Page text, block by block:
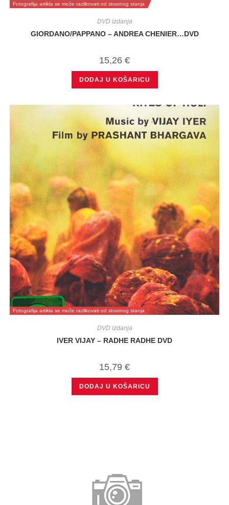
Fotografija artikla se može razlikovati od stvarnog stanja
DVD izdanja
GIORDANO/PAPPANO – ANDREA CHENIER…DVD
15,26 €
DODAJ U KOŠARICU
Fotografija artikla se može razlikovati od stvarnog stanja
DVD izdanja
IVER VIJAY – RADHE RADHE DVD
15,79 €
DODAJ U KOŠARICU